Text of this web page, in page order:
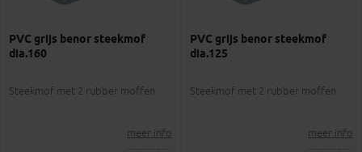
PVC grijs benor steekmof
dia.160
Steekmof met 2 rubber moffen
meer info
PVC grijs benor steekmof
dia.125
Steekmof met 2 rubber moffen
meer info